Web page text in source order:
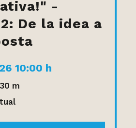
-
De la idea a
10:00 h
m